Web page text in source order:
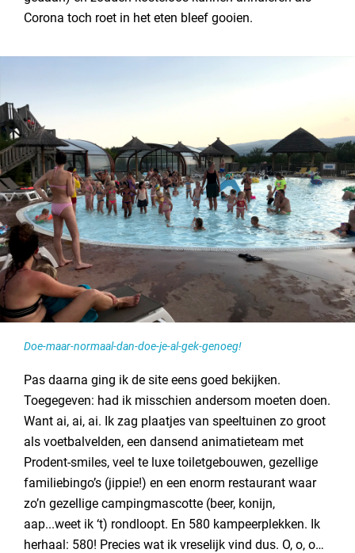
Corona toch roet in het eten bleef gooien.
Doe-maar-normaal-dan-doe-je-al-gek-genoeg!
Pas daarna ging ik de site eens goed bekijken.
Toegegeven: had ik misschien andersom moeten doen.
Want ai, ai, ai. Ik zag plaatjes van speeltuinen zo groot
als voetbalvelden, een dansend animatieteam met
Prodent-smiles, veel te luxe toiletgebouwen, gezellige
familiebingo’s (jippie!) en een enorm restaurant waar
zo’n gezellige campingmascotte (beer, konijn,
aap...weet ik ‘t) rondloopt. En 580 kampeerplekken. Ik
herhaal: 580! Precies wat ik vreselijk vind dus. O, o, o…